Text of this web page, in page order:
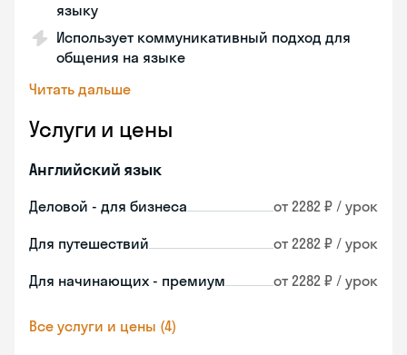
языку
Использует коммуникативный подход для
общения на языке
Читать дальше
Услуги и цены
Английский язык
Деловой - для бизнеса от 2282 ₽ / урок
Для путешествий от 2282 ₽ / урок
Для начинающих - премиум от 2282 ₽ / урок
Все услуги и цены (4)